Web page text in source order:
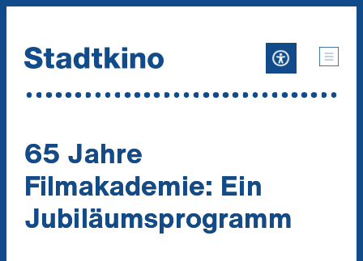
65 Jahre
Filmakademie: Ein
Jubiläumsprogramm